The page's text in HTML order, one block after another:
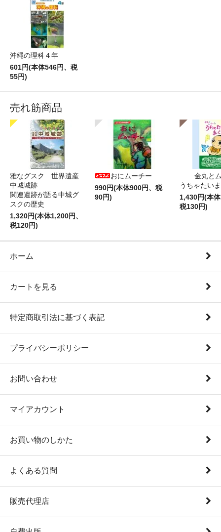
沖縄の理科４年
601円(本体546円、税
55円)
売れ筋商品
雅なグスク 世界遺産
中城城跡
関連遺跡が語る中城グ
スクの歴史
1,320円(本体1,200円、
税120円)
おにムーチー
990円(本体900円、税
90円)
金丸と
うちゃたい
1,430円(本
税130円)
ホーム
カートを見る
特定商取引法に基づく表記
プライバシーポリシー
お問い合わせ
マイアカウント
お買い物のしかた
よくある質問
販売代理店